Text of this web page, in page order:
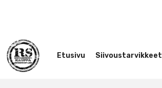
Etusivu Siivoustarvikkeet